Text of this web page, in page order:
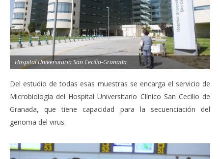
Hospital Universitario San Cecilio-Granada
Del estudio de todas esas muestras se encarga el servicio de
Microbiología del Hospital Universitario Clínico San Cecilio de
Granada, que tiene capacidad para la secuenciación del
genoma del virus.